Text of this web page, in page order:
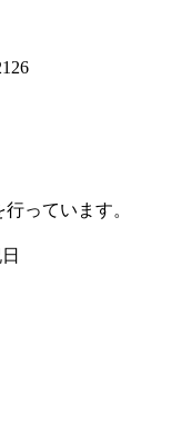
っています。